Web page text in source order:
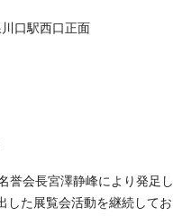
川口駅西口正面
誉会長宮澤静峰により発足
した展覧会活動を継続して